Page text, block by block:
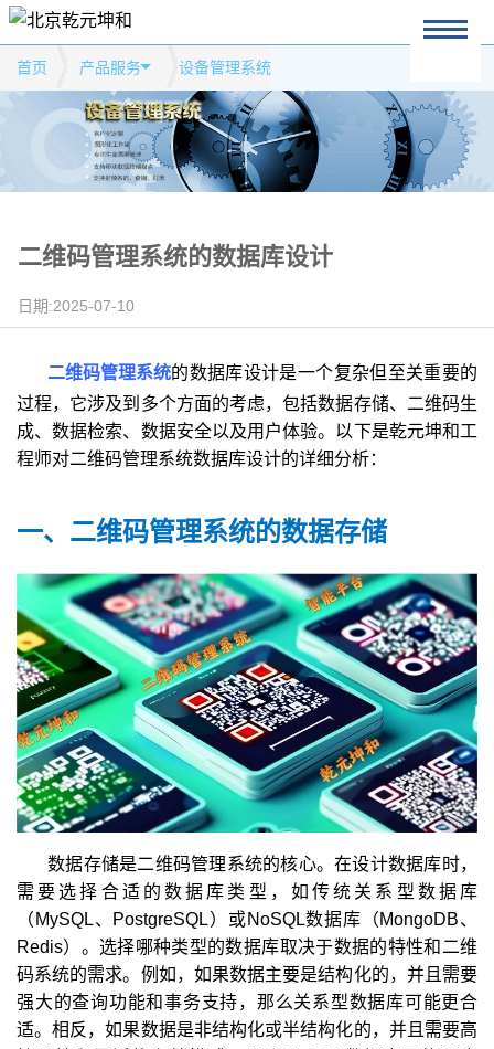
首页 产品服务 设备管理系统
二维码管理系统的数据库设计
日期:2025-07-10
二维码管理系统的数据库设计是一个复杂但至关重要的
过程，它涉及到多个方面的考虑，包括数据存储、二维码生
成、数据检索、数据安全以及用户体验。以下是乾元坤和工
程师对二维码管理系统数据库设计的详细分析：
一、二维码管理系统的数据存储
数据存储是二维码管理系统的核心。在设计数据库时，
需要选择合适的数据库类型，如传统关系型数据库
（MySQL、PostgreSQL）或NoSQL数据库（MongoDB、
Redis）。选择哪种类型的数据库取决于数据的特性和二维
码系统的需求。例如，如果数据主要是结构化的，并且需要
强大的查询功能和事务支持，那么关系型数据库可能更合
适。相反，如果数据是非结构化或半结构化的，并且需要高